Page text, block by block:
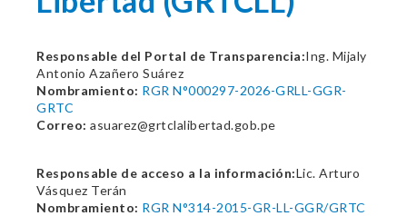
Responsable del Portal de Transparencia:Ing. Mijaly
Antonio Azañero Suárez
Nombramiento: RGR N°000297-2026-GRLL-GGR-
GRTC
Correo: asuarez@grtclalibertad.gob.pe
Responsable de acceso a la información:Lic. Arturo
Vásquez Terán
Nombramiento: RGR N°314-2015-GR-LL-GGR/GRTC